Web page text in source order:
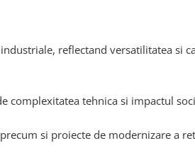
reflectand versatilitatea si
tehnica si impactul
si proiecte de modernizare a